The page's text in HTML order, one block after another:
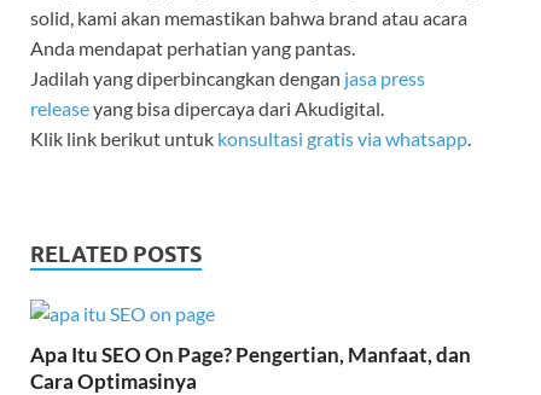
solid, kami akan memastikan bahwa brand atau acara
Anda mendapat perhatian yang pantas.
Jadilah yang diperbincangkan dengan jasa press
releaseyang bisa dipercaya dari Akudigital.
Klik link berikut untuk konsultasi gratis via whatsapp
RELATED POSTS
Apa Itu SEO On Page? Pengertian, Manfaat, dan
Cara Optimasinya